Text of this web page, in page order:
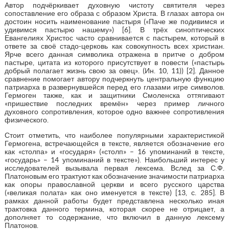
Автор подчёркивает духовную чистоту святителя через
сопоставление его образа с образом Христа. В глазах автора он
достоин носить наименование пастыря («Паче же подивимся и
удивимся пастырю нашему») [6]. В трёх синоптических
Евангелиях Христос часто сравнивается с пастырем, который в
ответе за своё стадо-церковь как совокупность всех христиан.
Ярче всего данная символика отражена в притче о добром
пастыре, цитата из которого присутствует в повести («пастырь
добрый полагает жизнь свою за овец». (Ин. 10, 11)) [2]. Данное
сравнение помогает автору подчеркнуть центральную функцию
патриарха в развернувшейся перед его глазами игре символов.
Гермоген также, как и защитники Смоленска оттягивают
«пришествие последних времён» через пример личного
духовного сопротивления, которое одно важнее сопротивления
физического.
Стоит отметить, что наиболее популярными характеристикой
Гермогена, встречающейся в тексте, является обозначение его
как «столпа» и «государя» («столп» – 16 упоминаний в тексте,
«государь» – 14 упоминаний в тексте»). Наибольший интерес у
исследователей вызывала первая лексема. Вслед за С.Ф.
Платоновым его трактуют как обозначение значимости патриарха
как опоры православной церкви и всего русского царства
(«великая полата» как оно именуется в тексте) [13, с. 285]. В
рамках данной работы будет представлена несколько иная
трактовка данного термина, которая скорее не отрицает, а
дополняет то содержание, что включил в данную лексему
Платонов.